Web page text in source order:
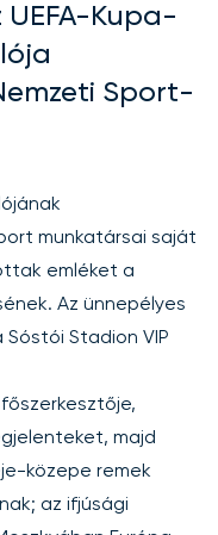
Kupa-
Sport-
munkatársai saját
emléket a
Az ünnepélyes
Stadion VIP
majd
közepe remek
az ifjúsági